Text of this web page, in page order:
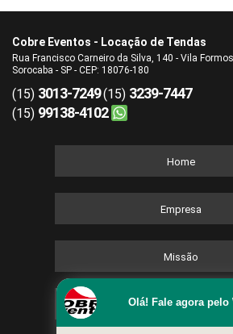
Cobre Eventos - Locação de Tendas
Rua Francisco Carneiro da Silva, 140 - Vila
Sorocaba - SP - CEP: 18076-180
(15) 3013-7249(15) 3239-7447
(15) 99138-4102
Home
Empresa
Missão
Serviços
Olá! Fale agora pelo